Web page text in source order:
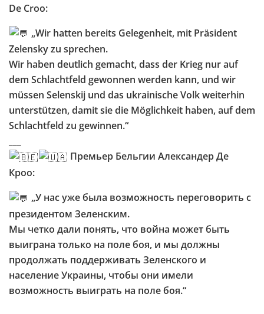
De Croo:
„Wir hatten bereits Gelegenheit, mit Präsident
Zelensky zu sprechen.
Wir haben deutlich gemacht, dass der Krieg nur auf
dem Schlachtfeld gewonnen werden kann, und wir
müssen Selenskij und das ukrainische Volk weiterhin
unterstützen, damit sie die Möglichkeit haben, auf dem
Schlachtfeld zu gewinnen.“
Премьер Бельгии Александер Де
Кроо:
„У нас уже была возможность переговорить с
президентом Зеленским.
Мы четко дали понять, что война может быть
выиграна только на поле боя, и мы должны
продолжать поддерживать Зеленского и
население Украины, чтобы они имели
возможность выиграть на поле боя.“